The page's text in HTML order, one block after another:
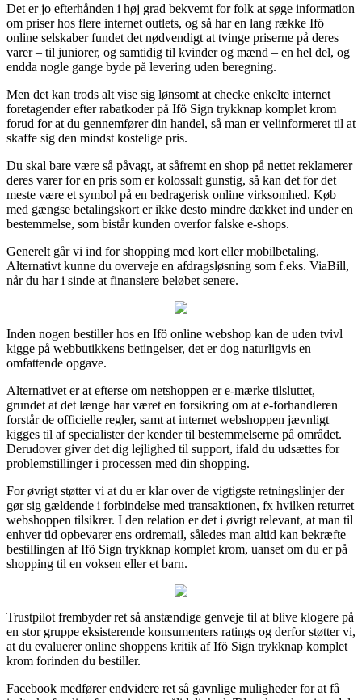
Det er jo efterhånden i høj grad bekvemt for folk at søge information
om priser hos flere internet outlets, og så har en lang række Ifö
online selskaber fundet det nødvendigt at tvinge priserne på deres
varer – til juniorer, og samtidig til kvinder og mænd – en hel del, og
endda nogle gange byde på levering uden beregning.
Men det kan trods alt vise sig lønsomt at checke enkelte internet
foretagender efter rabatkoder på Ifö Sign trykknap komplet krom
forud for at du gennemfører din handel, så man er velinformeret til at
skaffe sig den mindst kostelige pris.
Du skal bare være så påvagt, at såfremt en shop på nettet reklamerer
deres varer for en pris som er kolossalt gunstig, så kan det for det
meste være et symbol på en bedragerisk online virksomhed. Køb
med gængse betalingskort er ikke desto mindre dækket ind under en
bestemmelse, som bistår kunden overfor falske e-shops.
Generelt går vi ind for shopping med kort eller mobilbetaling.
Alternativt kunne du overveje en afdragsløsning som f.eks. ViaBill,
når du har i sinde at finansiere beløbet senere.
Inden nogen bestiller hos en Ifö online webshop kan de uden tvivl
kigge på webbutikkens betingelser, det er dog naturligvis en
omfattende opgave.
Alternativet er at efterse om netshoppen er e-mærke tilsluttet,
grundet at det længe har været en forsikring om at e-forhandleren
forstår de officielle regler, samt at internet webshoppen jævnligt
kigges til af specialister der kender til bestemmelserne på området.
Derudover giver det dig lejlighed til support, ifald du udsættes for
problemstillinger i processen med din shopping.
For øvrigt støtter vi at du er klar over de vigtigste retningslinjer der
gør sig gældende i forbindelse med transaktionen, fx hvilken returret
webshoppen tilsikrer. I den relation er det i øvrigt relevant, at man til
enhver tid opbevarer ens ordremail, således man altid kan bekræfte
bestillingen af Ifö Sign trykknap komplet krom, uanset om du er på
shopping til en voksen eller et barn.
Trustpilot frembyder ret så anstændige genveje til at blive klogere på
en stor gruppe eksisterende konsumenters ratings og derfor støtter vi,
at du evaluerer online shoppens kritik af Ifö Sign trykknap komplet
krom forinden du bestiller.
Facebook medfører endvidere ret så gavnlige muligheder for at få